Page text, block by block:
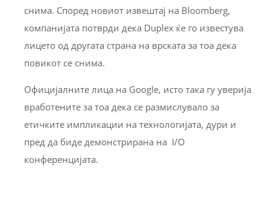
снима. Според новиот извештај на Bloomberg,
компанијата потврди дека Duplex ќе го известува
лицето од другата страна на врската за тоа дека
повикот се снима.
Официјалните лица на Google, исто така гу уверија
вработените за тоа дека се размислувало за
етичките импликации на технологијата, дури и
пред да биде демонстрирана на I/O
конференцијата.